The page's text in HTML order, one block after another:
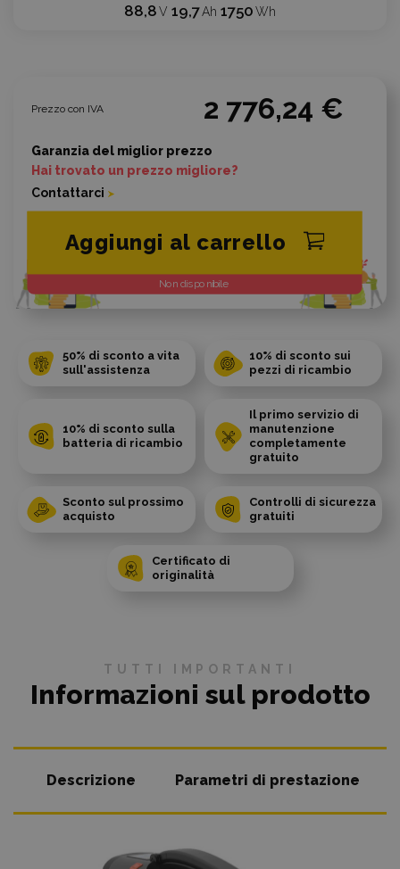
88,8V 19,7Ah 1750Wh
Prezzo con IVA 2 776,24 €
Non disponibile
Aggiungi al carrello
Garanzia del miglior prezzo
Hai trovato un prezzo migliore?
Contattarci
50% di sconto a vita
sull'assistenza
10% di sconto sui
pezzi di ricambio
10% di sconto sulla
batteria di ricambio
Il primo servizio di
manutenzione
completamente
gratuito
Sconto sul prossimo
acquisto
Controlli di sicurezza
gratuiti
Certificato di
originalità
TUTTI IMPORTANTI
Informazioni sul prodotto
Descrizione Parametri di prestazione